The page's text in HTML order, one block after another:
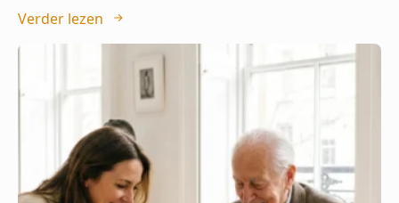
Verder lezen